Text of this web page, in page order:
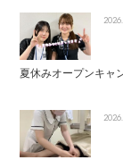
夏休みオープンキャ